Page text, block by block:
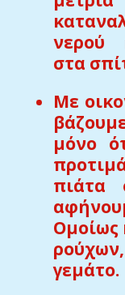
νερού
στα
Με
μόνο
πιάτα
Ομοίως
γεμάτο.